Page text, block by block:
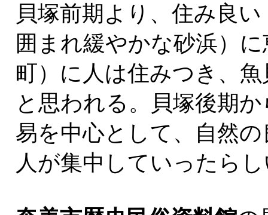
貝塚前期より、住み良
囲まれ緩やかな砂浜）
町）に人は住みつき、
と思われる。貝塚後期
易を中心として、自然
人が集中していったら